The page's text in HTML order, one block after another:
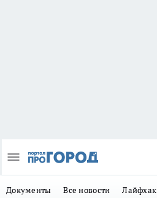
Документы Все новости Лайфхак